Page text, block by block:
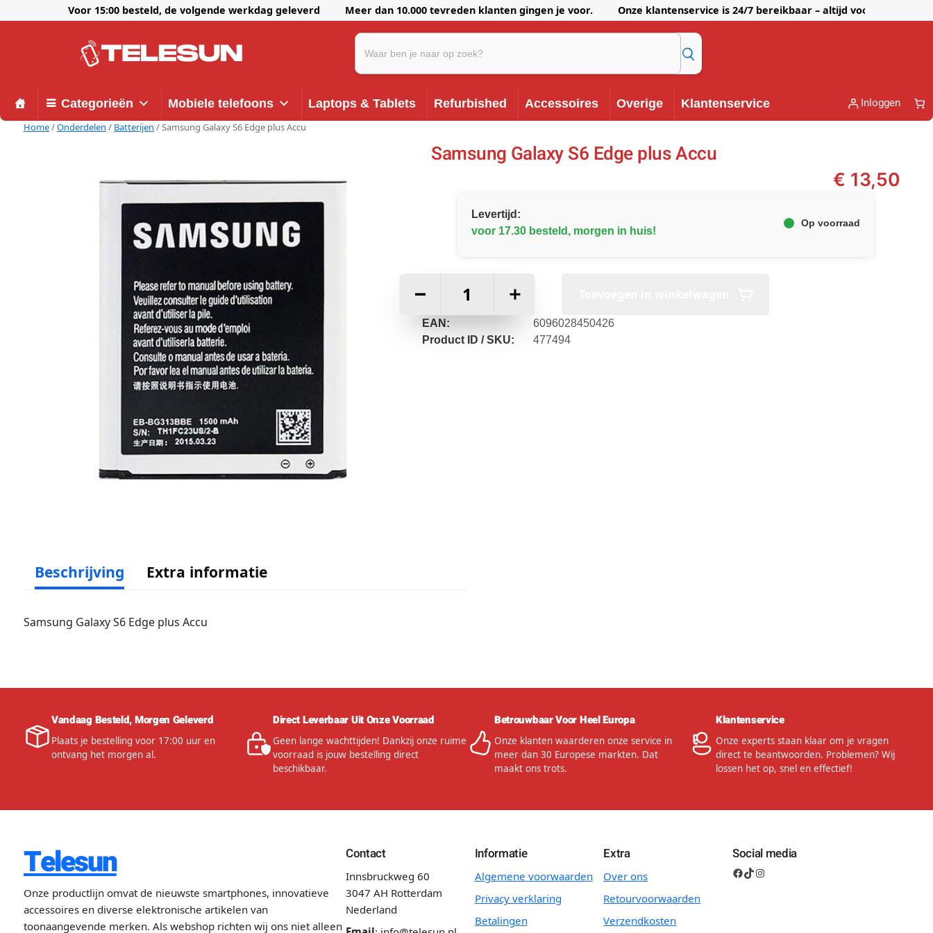
Voor 15:00 besteld, de volgende werkdag geleverd Meer dan 10.000 tevreden klanten gingen je voor. Onze klantenservice is 24/7 bereikbaar – altijd voor je klaar!
Categorieën Mobiele telefoons Laptops & Tablets Refurbished Accessoires Overige Klantenservice Inloggen
Home/Onderdelen / Batterijen / Samsung Galaxy S6 Edge plus Accu
Samsung Galaxy S6 Edge plus Accu
€ 13,50
Levertijd:
voor 17.30 besteld, morgen in huis!
Op voorraad
+
EAN:
6096028450426
Product ID / SKU:
477494
Beschrijving Extra informatie
Samsung Galaxy S6 Edge plus Accu
Vandaag Besteld, Morgen Geleverd
Plaats je bestelling voor 17:00 uur en
ontvang het morgen al.
Direct Leverbaar Uit Onze Voorraad
Geen lange wachttijden! Dankzij onze ruime
voorraad is jouw bestelling direct
beschikbaar.
Betrouwbaar Voor Heel Europa
Onze klanten waarderen onze service in
meer dan 30 Europese markten. Dat
maakt ons trots.
Klantenservice
Onze experts staan klaar om je vragen
direct te beantwoorden. Problemen? Wij
lossen het op, snel en effectief!
Telesun
Onze productlijn omvat de nieuwste smartphones, innovatieve
accessoires en diverse elektronische artikelen van
toonaangevende merken. Als webshop richten wij ons niet alleen
Contact
Innsbruckweg 60
3047 AH Rotterdam
Nederland
Informatie
Algemene voorwaarden
Privacy verklaring
Betalingen
Extra
Over ons
Retourvoorwaarden
Verzendkosten
Social media
Facebook TikTok Instagram